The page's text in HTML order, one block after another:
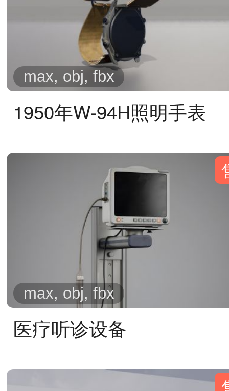
1950年W-94H照明手表
max, obj, fbx
医疗听诊设备
max, obj, fbx